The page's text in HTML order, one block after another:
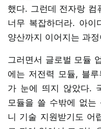
했다. 그런데 전자랑 컴
너무 복잡하더라. 아이
양산까지 이어지는 과
그러면서 글로벌 모듈
에는 저전력 모듈, 블
가 눈에 띄지 않았다.
모듈을 쓸 수밖에 없는
니 기술 지원받기도 어